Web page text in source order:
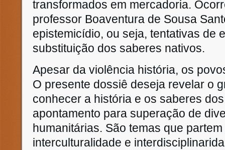
transformados em mercadoria.
professor Boaventura de Sousa
epistemicídio, ou seja, tentativas de
substituição dos saberes nativos.
Apesar da violência história, os
O presente dossiê deseja revelar o
conhecer a história e os saberes
apontamento para superação de
humanitárias. São temas que
interculturalidade e